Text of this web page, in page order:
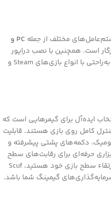
PC و
است. همچنین با نصب درایور
مناسب روی ویندوز، می‌توانید آن را به‌راحتی با انواع بازی‌های Steam و
ایده‌آل برای گیمرهایی است که
کامل روی بازی هستند. قابلیت
دکمه‌های پشتی پیشرفته و
حرفه‌ای برای رقابت‌های سطح
بالا تبدیل کرده است. اگر به دنبال ارتقاء سطح بازی خود هستید، Scuf